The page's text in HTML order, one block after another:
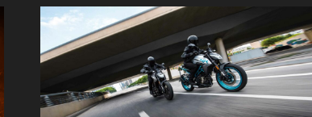
CFMOTO
SON
CHEZ